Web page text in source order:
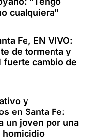
cualquiera"
Fe, EN VIVO:
de tormenta y
fuerte cambio de
y
en Santa Fe:
un joven por una
homicidio